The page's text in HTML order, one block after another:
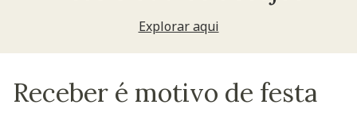
Explorar aqui
Receber é motivo de festa